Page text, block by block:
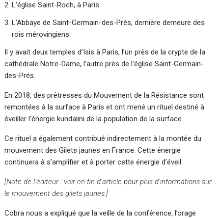
L’église Saint-Roch, à Paris
L’Abbaye de Saint-Germain-des-Prés, dernière demeure des
rois mérovingiens.
Il y avait deux temples d’Isis à Paris, l’un près de la crypte de la
cathédrale Notre-Dame, l’autre près de l’église Saint-Germain-
des-Prés.
En 2018, des prêtresses du Mouvement de la Résistance sont
remontées à la surface à Paris et ont mené un rituel destiné à
éveiller l’énergie kundalini de la population de la surface.
Ce rituel a également contribué indirectement à la montée du
mouvement des Gilets jaunes en France. Cette énergie
continuera à s’amplifier et à porter cette énergie d’éveil.
[Note de l’éditeur : voir en fin d’article pour plus d’informations sur
le mouvement des gilets jaunes.]
Cobra nous a expliqué que la veille de la conférence, l’orage